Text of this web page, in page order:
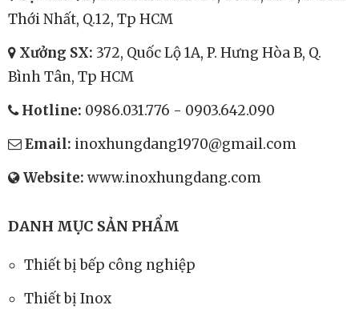
Thới Nhất, Q.12, Tp HCM
Xưởng SX: 372, Quốc Lộ 1A, P. Hưng Hòa B, Q.
Bình Tân, Tp HCM
Hotline: 0986.031.776 - 0903.642.090
Email: inoxhungdang1970@gmail.com
Website: www.inoxhungdang.com
DANH MỤC SẢN PHẨM
Thiết bị bếp công nghiệp
Thiết bị Inox